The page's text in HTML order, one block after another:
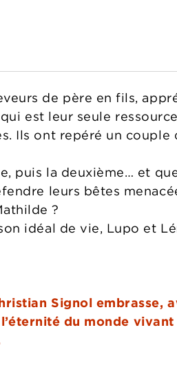
de père en fils,
est leur seule
Ils ont repéré un couple
puis la deuxième… et
leurs bêtes
?
idéal de vie, Lupo et
Signol embrasse,
du monde